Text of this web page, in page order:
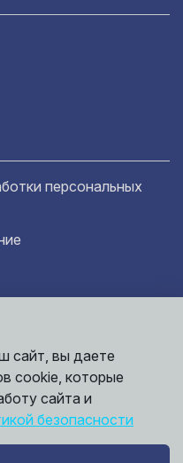
персональных
на сайте
ознакомительный
при каких условиях не может
офертой. Точные
условиях продажи и
сайт, вы даете
cookie, которые
сайта и
безопасности